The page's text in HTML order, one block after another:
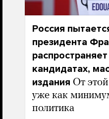
Россия
президента
кандидатах,
издания От
уже как
политика